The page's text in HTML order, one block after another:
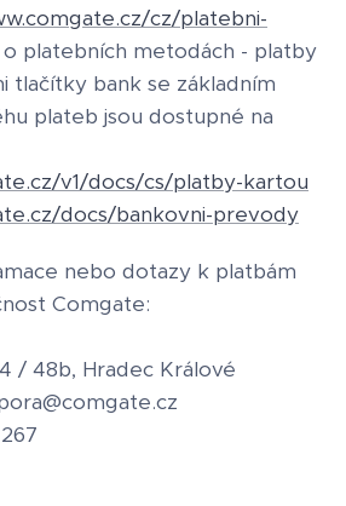
cz/platebni-
o platebních metodách - platby
tlačítky bank se základním
plateb jsou dostupné na
v1/docs/cs/platby-kartou
docs/bankovni-prevody
nebo dotazy k platbám
Comgate:
/ 48b, Hradec Králové